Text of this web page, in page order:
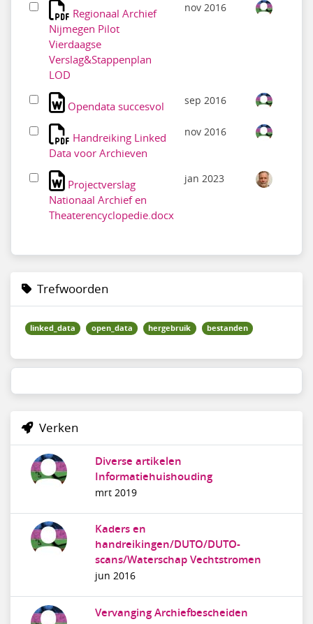
Regionaal Archief
Nijmegen Pilot
Vierdaagse
Verslag&Stappenplan
LOD
nov 2016
Opendata succesvol sep 2016
Handreiking Linked
Data voor Archieven
nov 2016
Projectverslag
Nationaal Archief en
Theaterencyclopedie.docx
jan 2023
Trefwoorden
linked_data open_data hergebruik bestanden
Verken
Diverse artikelen
Informatiehuishouding
mrt 2019
Kaders en
handreikingen/DUTO/DUTO-
scans/Waterschap Vechtstromen
jun 2016
Vervanging Archiefbescheiden